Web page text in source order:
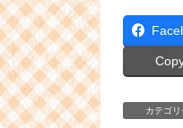
カテゴリ